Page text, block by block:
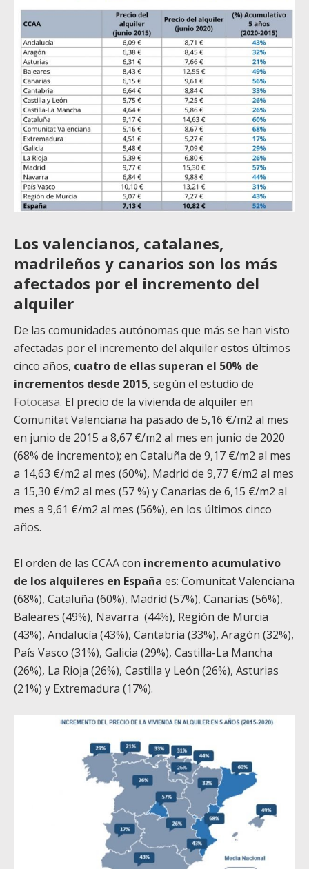
Los valencianos, catalanes,
madrileños y canarios son los más
afectados por el incremento del
alquiler
De las comunidades autónomas que más se han visto
afectadas por el incremento del alquiler estos últimos
cinco años, cuatro de ellas superan el 50% de
incrementos desde 2015, según el estudio de
Fotocasa. El precio de la vivienda de alquiler en
Comunitat Valenciana ha pasado de 5,16 €/m2 al mes
en junio de 2015 a 8,67 €/m2 al mes en junio de 2020
(68% de incremento); en Cataluña de 9,17 €/m2 al mes
a 14,63 €/m2 al mes (60%), Madrid de 9,77 €/m2 al mes
a 15,30 €/m2 al mes (57 %) y Canarias de 6,15 €/m2 al
mes a 9,61 €/m2 al mes (56%), en los últimos cinco
años.
El orden de las CCAA con incremento acumulativo
de los alquileres en España es: Comunitat Valenciana
(68%), Cataluña (60%), Madrid (57%), Canarias (56%),
Baleares (49%), Navarra (44%), Región de Murcia
(43%), Andalucía (43%), Cantabria (33%), Aragón (32%),
País Vasco (31%), Galicia (29%), Castilla-La Mancha
(26%), La Rioja (26%), Castilla y León (26%), Asturias
(21%) y Extremadura (17%).